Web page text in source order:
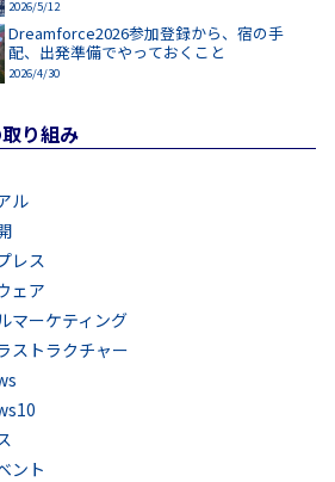
2026/5/12
Dreamforce2026参加登録から、宿の手
配、出発準備でやっておくこと
2026/4/30
り組み
ル
レス
ェア
マーケティング
ストラクチャー
ント